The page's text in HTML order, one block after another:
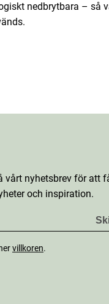
nedbrytbara – så
vårt nyhetsbrev för att
och inspiration.
villkoren.